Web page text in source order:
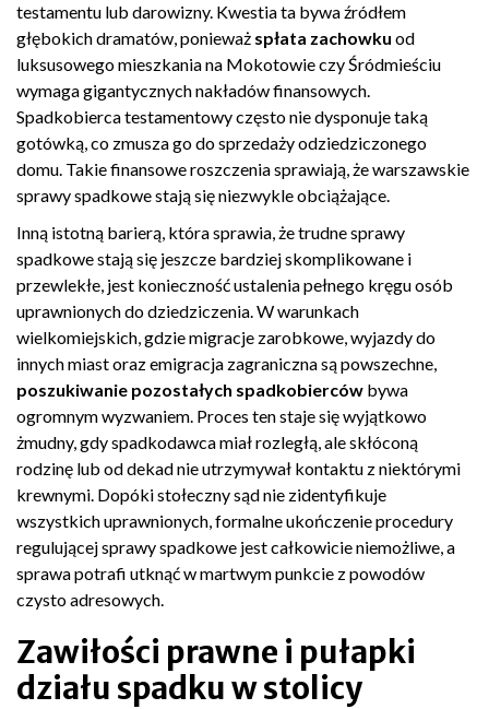
testamentu lub darowizny. Kwestia ta bywa źródłem
głębokich dramatów, ponieważ spłata zachowku od
luksusowego mieszkania na Mokotowie czy Śródmieściu
wymaga gigantycznych nakładów finansowych.
Spadkobierca testamentowy często nie dysponuje taką
gotówką, co zmusza go do sprzedaży odziedziczonego
domu. Takie finansowe roszczenia sprawiają, że warszawskie
sprawy spadkowe stają się niezwykle obciążające.
Inną istotną barierą, która sprawia, że trudne sprawy
spadkowe stają się jeszcze bardziej skomplikowane i
przewlekłe, jest konieczność ustalenia pełnego kręgu osób
uprawnionych do dziedziczenia. W warunkach
wielkomiejskich, gdzie migracje zarobkowe, wyjazdy do
innych miast oraz emigracja zagraniczna są powszechne,
poszukiwanie pozostałych spadkobierców bywa
ogromnym wyzwaniem. Proces ten staje się wyjątkowo
żmudny, gdy spadkodawca miał rozległą, ale skłóconą
rodzinę lub od dekad nie utrzymywał kontaktu z niektórymi
krewnymi. Dopóki stołeczny sąd nie zidentyfikuje
wszystkich uprawnionych, formalne ukończenie procedury
regulującej sprawy spadkowe jest całkowicie niemożliwe, a
sprawa potrafi utknąć w martwym punkcie z powodów
czysto adresowych.
Zawiłości prawne i pułapki
działu spadku w stolicy